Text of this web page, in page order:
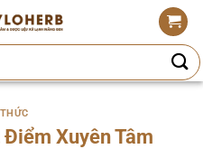
Xuyên Tâm